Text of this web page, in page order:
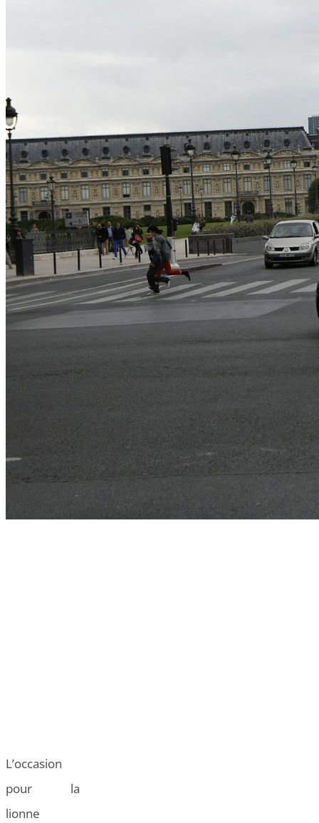
L’occasion
pour la
lionne